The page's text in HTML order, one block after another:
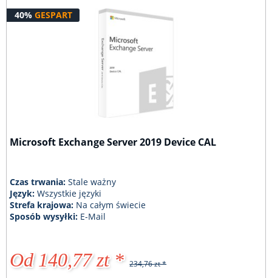
40% GESPART
Microsoft Exchange Server 2019 Device CAL
Czas trwania:Stale ważny
Język:Wszystkie języki
Strefa krajowa: Na całym świecie
Sposób wysyłki: E-Mail
Od 140,77 zt * 234,76 zt *